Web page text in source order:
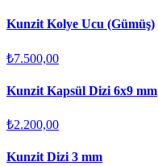
Kunzit Kolye Ucu (Gümüş)
₺7.500,00
Kunzit Kapsül Dizi 6x9 mm
₺2.200,00
Kunzit Dizi 3 mm